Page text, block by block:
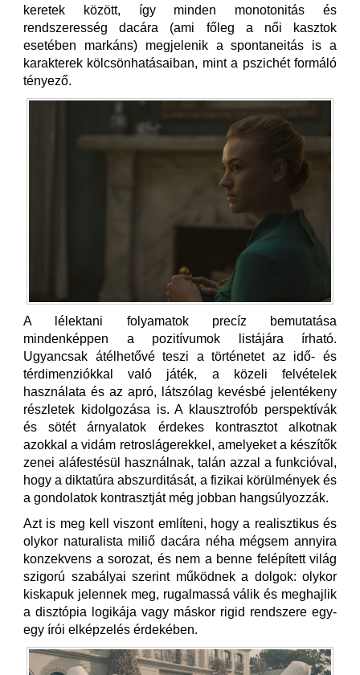
keretek között, így minden monotonitás és
rendszeresség dacára (ami főleg a női kasztok
esetében markáns) megjelenik a spontaneitás is a
karakterek kölcsönhatásaiban, mint a pszichét formáló
tényező.
A lélektani folyamatok precíz bemutatása
mindenképpen a pozitívumok listájára írható.
Ugyancsak átélhetővé teszi a történetet az idő- és
térdimenziókkal való játék, a közeli felvételek
használata és az apró, látszólag kevésbé jelentékeny
részletek kidolgozása is. A klausztrofób perspektívák
és sötét árnyalatok érdekes kontrasztot alkotnak
azokkal a vidám retroslágerekkel, amelyeket a készítők
zenei aláfestésül használnak, talán azzal a funkcióval,
hogy a diktatúra abszurditását, a fizikai körülmények és
a gondolatok kontrasztját még jobban hangsúlyozzák.
Azt is meg kell viszont említeni, hogy a realisztikus és
olykor naturalista miliő dacára néha mégsem annyira
konzekvens a sorozat, és nem a benne felépített világ
szigorú szabályai szerint működnek a dolgok: olykor
kiskapuk jelennek meg, rugalmassá válik és meghajlik
a disztópia logikája vagy máskor rigid rendszere egy-
egy írói elképzelés érdekében.